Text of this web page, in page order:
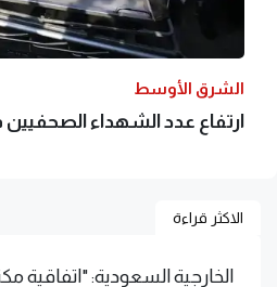
الشرق الأوسط
ارتفاع عدد الشهداء الصحفيين في
الاكثر قراءة
الخارجية السعودية: "اتفاقية